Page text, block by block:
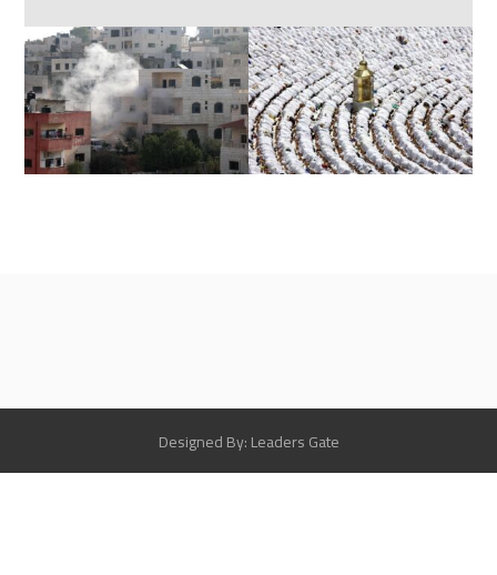
Designed By: Leaders Gate